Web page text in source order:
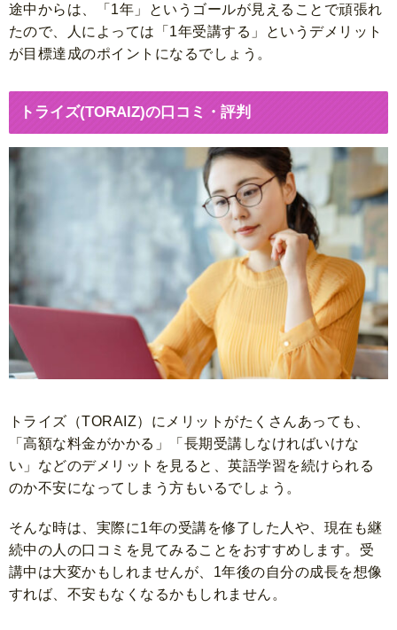
途中からは、「1年」というゴールが見えることで頑張れ
たので、人によっては「1年受講する」というデメリット
が目標達成のポイントになるでしょう。
トライズ(TORAIZ)の口コミ・評判
トライズ（TORAIZ）にメリットがたくさんあっても、
「高額な料金がかかる」「長期受講しなければいけな
い」などのデメリットを見ると、英語学習を続けられる
のか不安になってしまう方もいるでしょう。
そんな時は、実際に1年の受講を修了した人や、現在も継
続中の人の口コミを見てみることをおすすめします。受
講中は大変かもしれませんが、1年後の自分の成長を想像
すれば、不安もなくなるかもしれません。